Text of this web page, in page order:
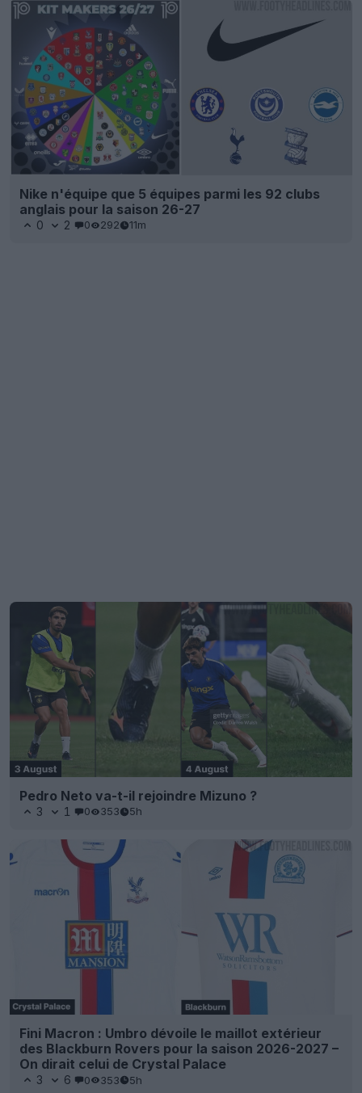
Nike n'équipe que 5 équipes parmi les 92 clubs
anglais pour la saison 26-27
0 2 0 292 11m
Pedro Neto va-t-il rejoindre Mizuno ?
3 1 0 353 5h
Fini Macron : Umbro dévoile le maillot extérieur
des Blackburn Rovers pour la saison 2026-2027 –
On dirait celui de Crystal Palace
3 6 0 353 5h